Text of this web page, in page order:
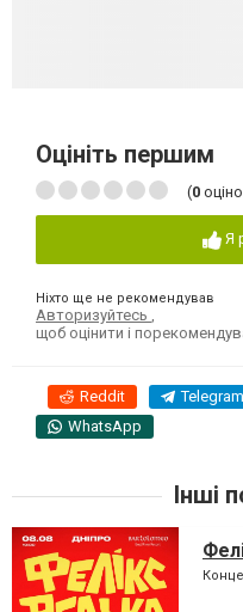
Оцініть першим
(0
Я
Ніхто ще не рекомендував
Авторизуйтесь
щоб оцінити і
Reddit Telegram
WhatsApp
Інші